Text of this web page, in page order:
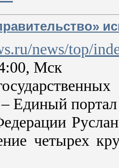
news/top/
Мск
– Единый
четырех